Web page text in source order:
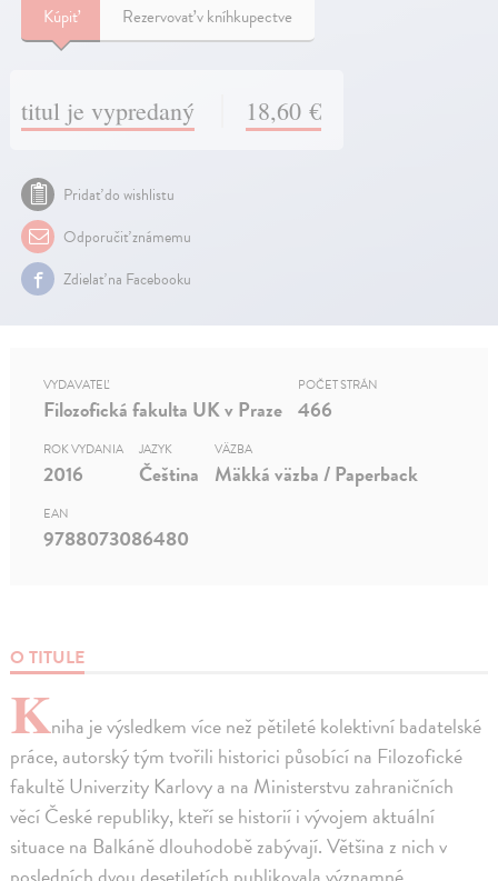
Kúpiť Rezervovať v kníhkupectve
titul je vypredaný 18,60 €
Pridať do wishlistu
Odporučiť známemu
Zdielať na Facebooku
O TITULE
Kniha je výsledkem více než pětileté kolektivní badatelské
práce, autorský tým tvořili historici působící na Filozofické
fakultě Univerzity Karlovy a na Ministerstvu zahraničních
věcí České republiky, kteří se historií i vývojem aktuální
situace na Balkáně dlouhodobě zabývají. Většina z nich v
VYDAVATEĽ
Filozofická fakulta UK v Praze
POČET STRÁN
466
ROK VYDANIA
2016
JAZYK
Čeština
VÄZBA
Mäkká väzba / Paperback
EAN
9788073086480